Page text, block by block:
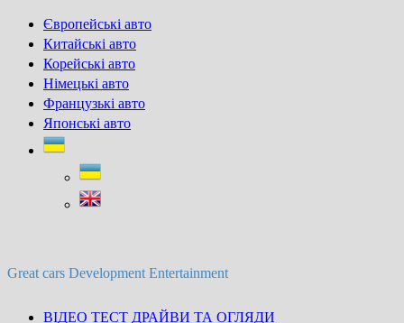
Skip
content
Європейські авто
Китайські авто
Корейські авто
Німецькі авто
Французькі авто
Японські авто
Great cars Development Entertainment
ВІДЕО ТЕСТ ДРАЙВИ ТА ОГЛЯДИ